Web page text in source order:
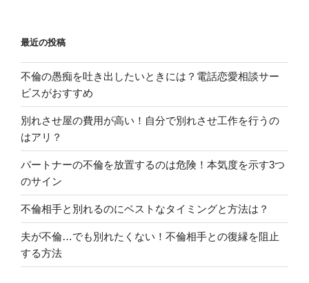
最近の投稿
不倫の愚痴を吐き出したいときには？電話恋愛相談サー
ビスがおすすめ
別れさせ屋の費用が高い！自分で別れさせ工作を行うの
はアリ？
パートナーの不倫を放置するのは危険！本気度を示す3つ
のサイン
不倫相手と別れるのにベストなタイミングと方法は？
夫が不倫…でも別れたくない！不倫相手との復縁を阻止
する方法